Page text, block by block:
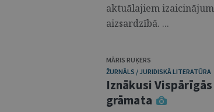
aktuālajiem
aizsardzībā. ...
MĀRIS RUĶERS
ŽURNĀLS / JURIDISKĀ LITERATŪRA
Iznākusi
grāmata